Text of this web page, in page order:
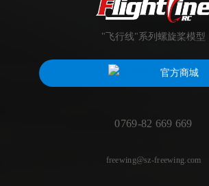
"飞行线"系列螺旋桨模型
官方商城
0769-82 669 669
freewing@sz-freewing.com